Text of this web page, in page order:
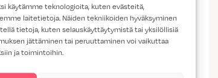
käytämme teknologioita, kuten evästeitä,
laitetietoja. Näiden tekniikoiden hyväksyminen
tietoja, kuten selauskäyttäytymistä tai yksilöllisiä
jättäminen tai peruuttaminen voi vaikuttaa
ja toimintoihin.